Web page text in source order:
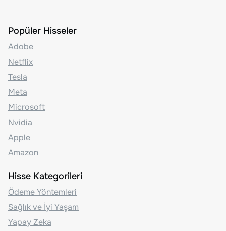
Popüler Hisseler
Adobe
Netflix
Tesla
Meta
Microsoft
Nvidia
Apple
Amazon
Hisse Kategorileri
Ödeme Yöntemleri
Sağlık ve İyi Yaşam
Yapay Zeka